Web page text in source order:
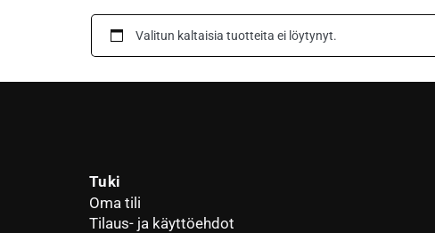
Valitun kaltaisia tuotteita ei löytynyt.
Tuki
Oma tili
Tilaus- ja käyttöehdot